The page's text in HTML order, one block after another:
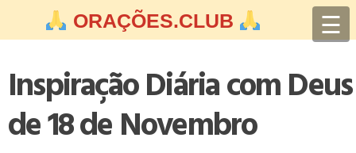
ORAÇÕES.CLUB ☰
Inspiração Diária com Deus
de 18 de Novembro